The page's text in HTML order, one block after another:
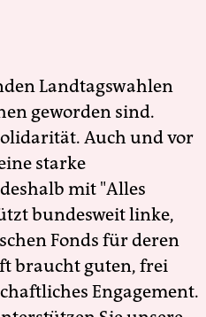
Landtagswahlen
geworden sind.
Auch und vor
starke
mit "Alles
bundesweit linke,
Fonds für deren
braucht guten, frei
Engagement.